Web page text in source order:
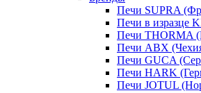
Печи SUPRA
Печи в изразце
Печи THORMA
Печи ABX
Печи GUCA
Печи HARK
Печи JOTUL